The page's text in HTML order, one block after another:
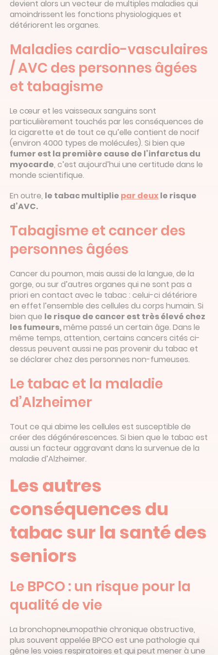
devient alors un vecteur de multiples maladies qui
amoindrissent les fonctions physiologiques et
détériorent les organes.
Maladies cardio-vasculaires
/ AVC des personnes âgées
et tabagisme
Le cœur et les vaisseaux sanguins sont
particulièrement touchés par les conséquences de
la cigarette et de tout ce qu’elle contient de nocif
(environ 4000 types de molécules). Si bien que
fumer est la première cause de l’infarctus du
myocarde, c’est aujourd’hui une certitude dans le
monde scientifique.
En outre, le tabac multiplie par deuxle risque
d’AVC.
Tabagisme et cancer des
personnes âgées
Cancer du poumon, mais aussi de la langue, de la
gorge, ou sur d’autres organes qui ne sont pas a
priori en contact avec le tabac : celui-ci détériore
en effet l’ensemble des cellules du corps humain. Si
bien que le risque de cancer est très élevé chez
les fumeurs,même passé un certain âge. Dans le
même temps, attention, certains cancers cités ci-
dessus peuvent aussi ne pas provenir du tabac et
se déclarer chez des personnes non-fumeuses.
Le tabac et la maladie
d’Alzheimer
Tout ce qui abime les cellules est susceptible de
créer des dégénérescences. Si bien que le tabac est
aussi un facteur aggravant dans la survenue de la
maladie d’Alzheimer.
Les autres
conséquences du
tabac sur la santé des
seniors
Le BPCO : un risque pour la
qualité de vie
La bronchopneumopathie chronique obstructive,
plus souvent appelée BPCO est une pathologie qui
gêne les voies respiratoires et qui peut mener à une